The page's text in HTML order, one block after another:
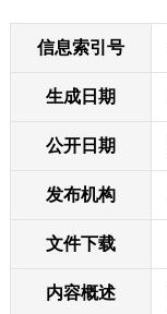
信息索引号
生成日期
公开日期
发布机构
文件下载
内容概述